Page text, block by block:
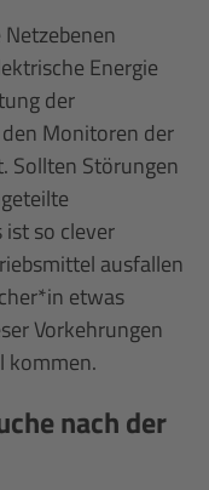
Energie
der
Monitoren der
Sollten Störungen
ist so clever
ausfallen
etwas
Vorkehrungen
kommen.
nach der